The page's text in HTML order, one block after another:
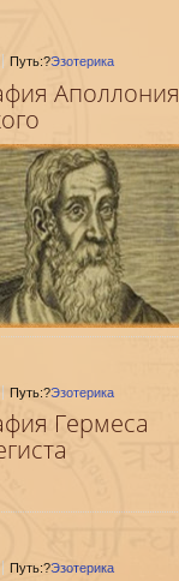
Путь:?Эзотерика
Аполлония
Путь:?Эзотерика
Гермеса
Путь:?Эзотерика